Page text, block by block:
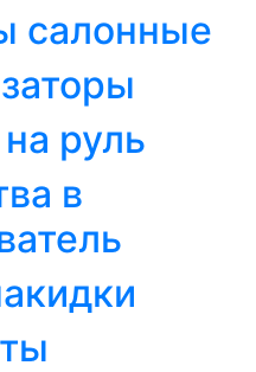
салонные
руль
в